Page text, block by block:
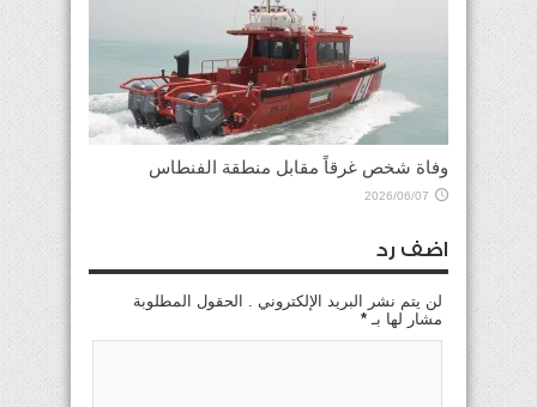
وفاة شخص غرقاً مقابل منطقة الفنطاس
2026/06/07
اضف رد
لن يتم نشر البريد الإلكتروني . الحقول المطلوبة
مشار لها بـ *